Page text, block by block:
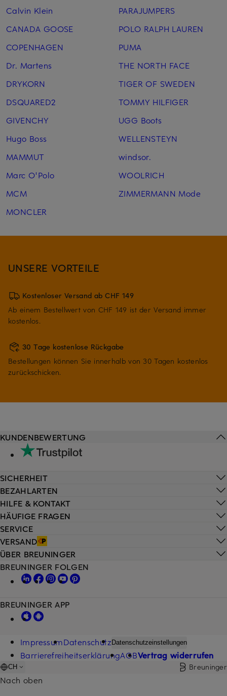
Calvin Klein
CANADA GOOSE
COPENHAGEN
Dr. Martens
DRYKORN
DSQUARED2
GIVENCHY
Hugo Boss
MAMMUT
Marc O'Polo
MCM
MONCLER
PARAJUMPERS
POLO RALPH LAUREN
PUMA
THE NORTH FACE
TIGER OF SWEDEN
TOMMY HILFIGER
UGG Boots
WELLENSTEYN
windsor.
WOOLRICH
ZIMMERMANN Mode
UNSERE VORTEILE
Kostenloser Versand ab CHF 149
Ab einem Bestellwert von CHF 149 ist der Versand immer
kostenlos.
30 Tage kostenlose Rückgabe
Bestellungen können Sie innerhalb von 30 Tagen kostenlos
zurückschicken.
HILFE & KONTAKT
HÄUFIGE FRAGEN
SERVICE
VERSAND
KUNDENBEWERTUNG
SICHERHEIT
BEZAHLARTEN
ÜBER BREUNINGER
BREUNINGER FOLGEN
BREUNINGER APP
ImpressumDatenschutzDatenschutzeinstellungen
BarrierefreiheitserklärungAGBVertrag widerrufen
CH Breuninger
Nach oben